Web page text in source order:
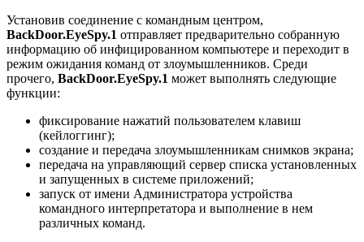
Установив соединение с командным центром,
BackDoor.EyeSpy.1 отправляет предварительно собранную
информацию об инфицированном компьютере и переходит в
режим ожидания команд от злоумышленников. Среди
прочего, BackDoor.EyeSpy.1 может выполнять следующие
функции:
фиксирование нажатий пользователем клавиш
(кейлоггинг);
создание и передача злоумышленникам снимков экрана;
передача на управляющий сервер списка установленных
и запущенных в системе приложений;
запуск от имени Администратора устройства
командного интерпретатора и выполнение в нем
различных команд.